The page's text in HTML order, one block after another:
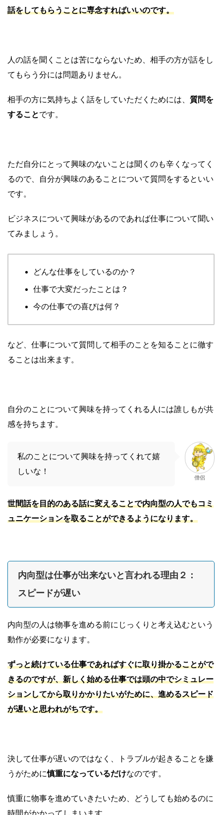
話をしてもらうことに専念すればいいのです。
人の話を聞くことは苦にならないため、相手の方が話をし
てもらう分には問題ありません。
相手の方に気持ちよく話をしていただくためには、 質問を
することです。
ただ自分にとって興味のないことは聞くのも辛くなってく
るので、自分が興味のあることについて質問をするといい
です。
ビジネスについて興味があるのであれば仕事について聞い
てみましょう。
どんな仕事をしているのか？
仕事で大変だったことは？
今の仕事での喜びは何？
など、仕事について質問して相手のことを知ることに徹す
ることは出来ます。
自分のことについて興味を持ってくれる人には誰しもが共
感を持ちます。
私のことについて興味を持ってくれて嬉
しいな！
僧侶
世間話を目的のある話に変えることで内向型の人でもコミ
ュニケーションを取ることができるようになります。
内向型は仕事が出来ないと言われる理由２：
スピードが遅い
内向型の人は物事を進める前にじっくりと考え込むという
動作が必要になります。
ずっと続けている仕事であればすぐに取り掛かることがで
きるのですが、新しく始める仕事では頭の中でシミュレー
ションしてから取りかかりたいがために、進めるスピード
が遅いと思われがちです。
決して仕事が遅いのではなく、トラブルが起きることを嫌
うがために慎重になっているだけなのです。
慎重に物事を進めていきたいため、どうしても始めるのに
時間がかかってしまいます。